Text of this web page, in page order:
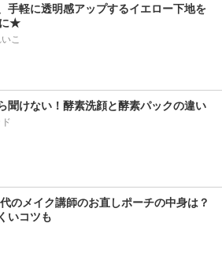
手軽に透明感アップするイエロー下地を
★
こ
聞けない！酵素洗顔と酵素パックの違い
のメイク講師のお直しポーチの中身は？
いコツも